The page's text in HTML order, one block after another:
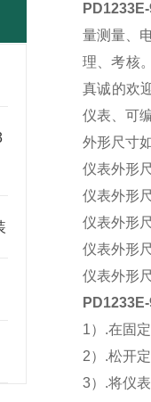
量测量、
理、考核
真诚的欢
仪表、可
外形尺寸
仪表外形
仪表外形
仪表外形
仪表外形
仪表外形
1）.在固
2）.松开
3）.将仪